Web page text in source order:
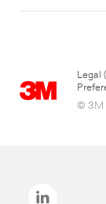
Legal
© 3M